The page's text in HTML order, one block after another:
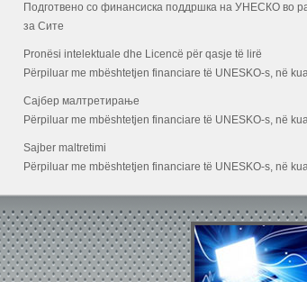
Подготвено со финансиска поддршка на УНЕСКО во
за Сите
Pronësi intelektuale dhe Licencë për qasje të lirë
Përpiluar me mbështetjen financiare të UNESKO-s, në
Сајбер малтретирање
Përpiluar me mbështetjen financiare të UNESKO-s, në
Sajber maltretimi
Përpiluar me mbështetjen financiare të UNESKO-s, në